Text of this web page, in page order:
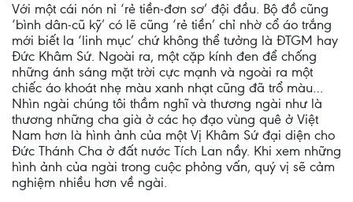
Với một cái nón nỉ ‘rẻ tiền-đơn sơ’ đội đầu. Bộ đồ cũng
‘bình dân-cũ kỹ’ có lẽ cũng ‘rẻ tiền’ chỉ nhờ cổ áo trắng
mới biết la ‘linh mục’ chứ không thể tưởng là ĐTGM hay
Đức Khâm Sứ. Ngoài ra, một cặp kính đen để chống
những ánh sáng mặt trời cực mạnh và ngoài ra một
chiếc áo khoát nhẹ màu xanh nhạt cũng đã trổ màu…
Nhìn ngài chúng tôi thầm nghĩ và thương ngài như là
thương những cha già ở các họ đạo vùng quê ở Việt
Nam hơn là hình ảnh của một Vị Khâm Sứ đại diện cho
Đức Thánh Cha ở đất nước Tích Lan nầy. Khi xem những
hình ảnh của ngài trong cuộc phỏng vấn, quý vị sẽ cảm
nghiệm nhiều hơn về ngài.